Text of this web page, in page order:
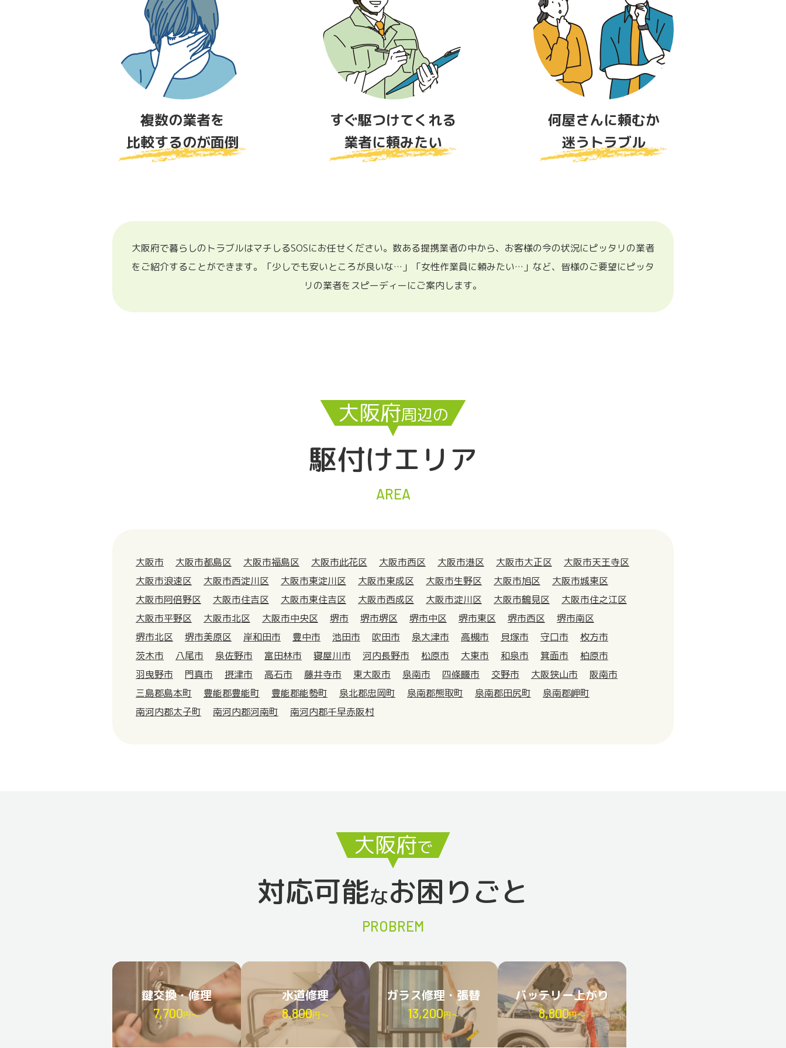
複数の業者を
比較するのが面倒
すぐ駆つけてくれる
業者に頼みたい
何屋さんに頼むか
迷うトラブル
大阪府で暮らしのトラブルはマチしるSOSにお任せください。数ある提携業者の中から、お客様の今の状況にピッタリの業者
をご紹介することができます。「少しでも安いところが良いな…」「女性作業員に頼みたい…」など、皆様のご要望にピッタ
リの業者をスピーディーにご案内します。
大阪府周辺の
駆付けエリア
AREA
大阪市 大阪市都島区 大阪市福島区 大阪市此花区 大阪市西区 大阪市港区 大阪市大正区
大阪市天王寺区
大阪市浪速区
大阪市西淀川区 大阪市東淀川区 大阪市東成区 大阪市生野区 大阪市旭区
大阪市城東区
大阪市阿倍野区
大阪市住吉区 大阪市東住吉区 大阪市西成区 大阪市淀川区 大阪市鶴見区
大阪市住之江区
大阪市平野区
大阪市北区 大阪市中央区 堺市 堺市堺区 堺市中区 堺市東区 堺市西区
堺市南区
堺市北区
堺市美原区 岸和田市 豊中市 池田市 吹田市 泉大津市 高槻市 貝塚市 守口市
枚方市
茨木市
八尾市 泉佐野市 富田林市 寝屋川市 河内長野市 松原市 大東市 和泉市 箕面市
柏原市
羽曳野市
門真市 摂津市 高石市 藤井寺市 東大阪市 泉南市 四條畷市 交野市 大阪狭山市
阪南市
三島郡島本町
豊能郡豊能町 豊能郡能勢町 泉北郡忠岡町 泉南郡熊取町 泉南郡田尻町
泉南郡岬町
南河内郡太子町
南河内郡河南町 南河内郡千早赤阪村
大阪府で
対応可能なお困りごと
PROBREM
鍵交換・修理
7,700円〜
水道修理
8,800円〜
ガラス修理・張替
13,200円〜
バッテリー上がり
8,800円〜